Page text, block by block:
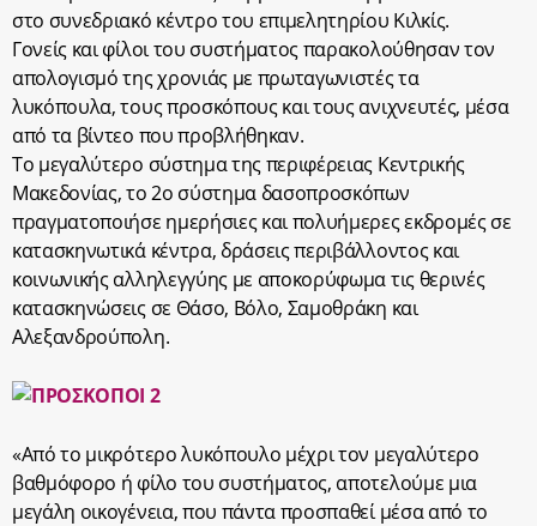
στο συνεδριακό κέντρο του επιμελητηρίου Κιλκίς.
Γονείς και φίλοι του συστήματος παρακολούθησαν τον
απολογισμό της χρονιάς με πρωταγωνιστές τα
λυκόπουλα, τους προσκόπους και τους ανιχνευτές, μέσα
από τα βίντεο που προβλήθηκαν.
Το μεγαλύτερο σύστημα της περιφέρειας Κεντρικής
Μακεδονίας, το 2ο σύστημα δασοπροσκόπων
πραγματοποιήσε ημερήσιες και πολυήμερες εκδρομές σε
κατασκηνωτικά κέντρα, δράσεις περιβάλλοντος και
κοινωνικής αλληλεγγύης με αποκορύφωμα τις θερινές
κατασκηνώσεις σε Θάσο, Βόλο, Σαμοθράκη και
Αλεξανδρούπολη.
«Από το μικρότερο λυκόπουλο μέχρι τον μεγαλύτερο
βαθμόφορο ή φίλο του συστήματος, αποτελούμε μια
μεγάλη οικογένεια, που πάντα προσπαθεί μέσα από το